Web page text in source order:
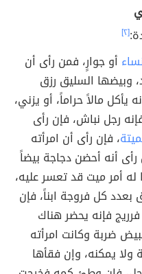
[٢]
أو جوارٍ، فمن رأى أن
وبيضها السليق رزق
يأكل مالاً حراماً، أو يزني،
رجل نباش، فإن رأى
، فإن رأى أن امرأته
رأى أنه أحضن دجاجة بيضاً
له أمر ميت قد تعسر عليه،
بعدد كل فروجة ابناً، فإن
فإنه يحضر هناك
ضربة وكانت امرأته
ولا يمكنه، وإن فقأها